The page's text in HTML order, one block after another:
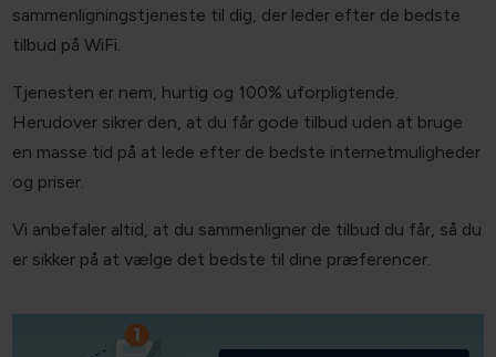
sammenligningstjeneste til dig, der leder efter de bedste
tilbud på WiFi.
Tjenesten er nem, hurtig og 100% uforpligtende.
Herudover sikrer den, at du får gode tilbud uden at bruge
en masse tid på at lede efter de bedste internetmuligheder
og priser.
Vi anbefaler altid, at du sammenligner de tilbud du får, så du
er sikker på at vælge det bedste til dine præferencer.